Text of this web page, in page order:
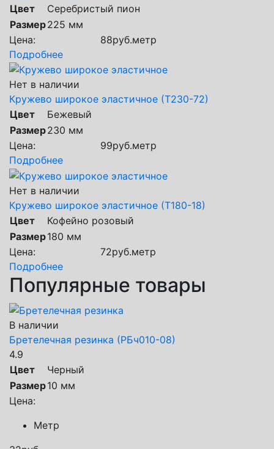
Цвет
Серебристый пион
Размер225 мм
Цена:
88руб.метр
Подробнее
Нет в наличии
Кружево широкое эластичное (Т230-72)
Цвет
Бежевый
Размер230 мм
Цена:
99руб.метр
Подробнее
Нет в наличии
Кружево широкое эластичное (Т180-18)
Цвет
Кофейно розовый
Размер180 мм
Цена:
72руб.метр
Подробнее
Популярные товары
В наличии
Бретелечная резинка (РБч010-08)
4.9
Цвет
Черный
Размер10 мм
Цена:
Метр